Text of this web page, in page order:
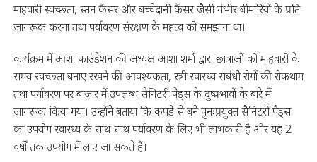
माहवारी स्वच्छता, स्तन कैंसर और बच्चेदानी कैंसर जैसी गंभीर बीमारियों के प्रति
जागरूक करना तथा पर्यावरण संरक्षण के महत्व को समझाना था।
कार्यक्रम में आशा फाउंडेशन की अध्यक्ष आशा शर्मा द्वारा छात्राओं को माहवारी के
समय स्वच्छता बनाए रखने की आवश्यकता, स्त्री स्वास्थ्य संबंधी रोगों की रोकथाम
तथा पर्यावरण पर बाजार में उपलब्ध सैनिटरी पैड्स के दुष्प्रभावों के बारे में
जागरूक किया गया। उन्होंने बताया कि कपड़े से बने पुनःप्रयुक्त सैनिटरी पैड्स
का उपयोग स्वास्थ्य के साथ-साथ पर्यावरण के लिए भी लाभकारी है और यह 2
वर्षों तक उपयोग में लाए जा सकते हैं।